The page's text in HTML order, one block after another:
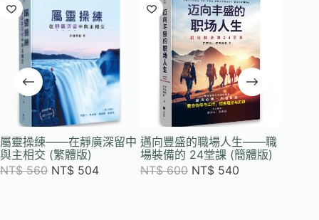
屬靈操練——在靜廣深留中
與主相交 (繁體版)
NT$560 NT$ 504
邁向豐盛的職場人生——職
場裝備的 24堂課 (簡體版)
NT$600 NT$ 540